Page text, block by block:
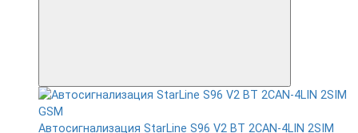
Автосигнализация StarLine S96 V2 BT 2CAN-4LIN 2SIM